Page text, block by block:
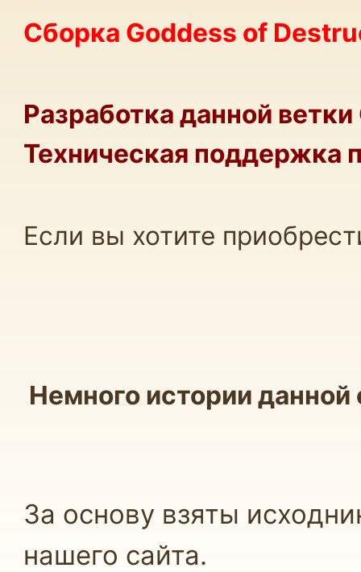
Работы по клиенту(1)
Сборка Goddess of
Разработка данной
Техническая поддержка
Если вы хотите
Немного истории данной
За основу взяты
нашего сайта.